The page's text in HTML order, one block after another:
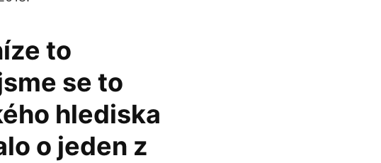
to
se to
hlediska
o jeden z